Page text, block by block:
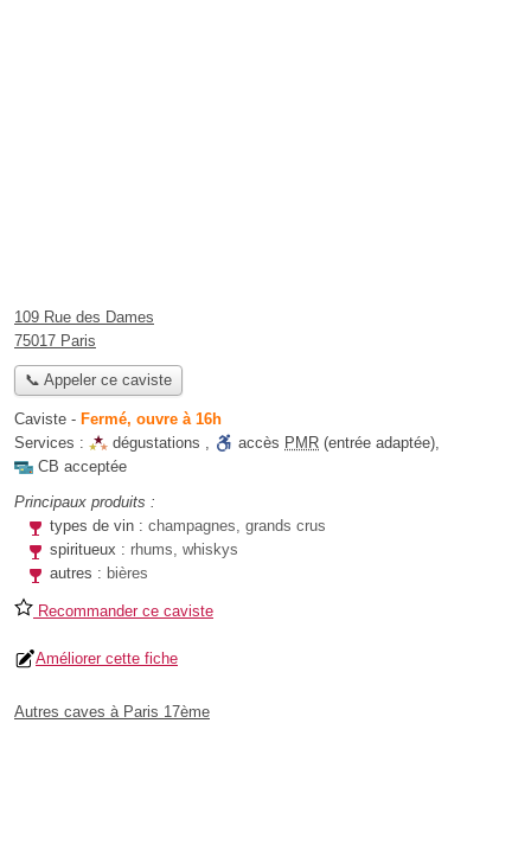
109 Rue des Dames
75017 Paris
📞 Appeler ce caviste
Caviste - Fermé, ouvre à 16h
Services :
dégustations , accès PMR (entrée adaptée),
CB acceptée
Principaux produits :
types de vin : champagnes, grands crus
spiritueux : rhums, whiskys
autres : bières
Recommander ce caviste
Améliorer cette fiche
Autres caves à Paris 17ème